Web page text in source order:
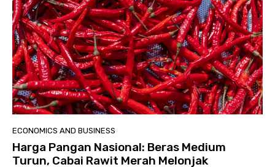
ECONOMICS AND BUSINESS
Harga Pangan Nasional: Beras Medium
Turun, Cabai Rawit Merah Melonjak